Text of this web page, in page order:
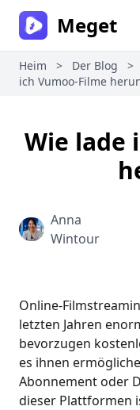
Meget
Heim > Der Blog >
ich Vumoo-Filme
Wie lade
Anna
Wintour
Online-
letzten Jahren
bevorzugen
es ihnen
Abonnement oder
dieser Plattformen